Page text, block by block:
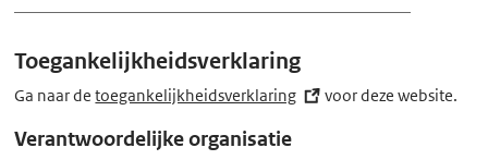
x
r
Toegankelijkheidsverklaring
Ga naar detoegankelijkheidsverklaring (externe
voor deze website.
Verantwoordelijke organisatie